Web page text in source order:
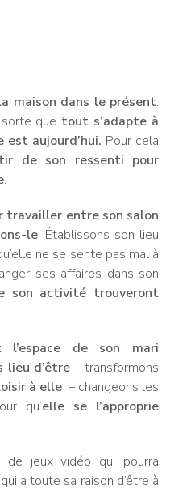
maison dans le présent.
que tout s’adapte à
aujourd’hui. Pour cela
de son ressenti pour
.
travailler entre son salon
le. Établissons son lieu
ne se sente pas mal à
ses affaires dans son
son activité trouveront
de son mari
lieu d’être– transformons
à elle – changeons les
qu’elle se l’approprie
jeux vidéo qui pourra
a toute sa raison d’être à